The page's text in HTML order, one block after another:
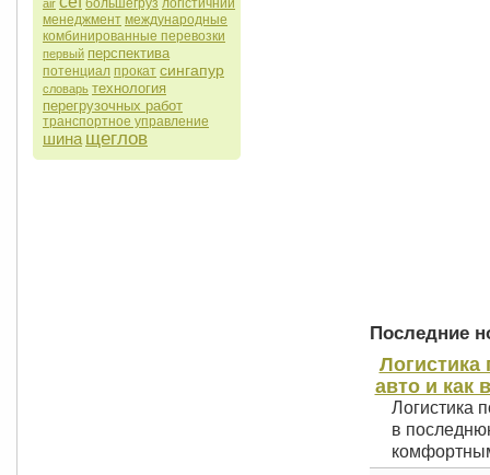
air большегруз логістичний
менеджмент международные
комбинированные перевозки
первый перспектива
потенциал прокат сингапур
словарь технология
перегрузочных работ
транспортное управление
шина щеглов
Последние
Логистика
авто и как
Логистика
в